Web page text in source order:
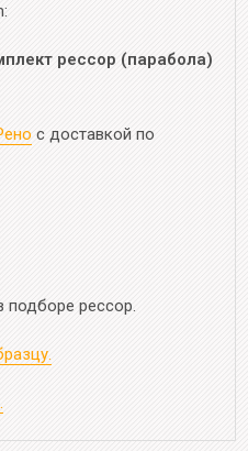
рессор (парабола)
с доставкой по
рессор.